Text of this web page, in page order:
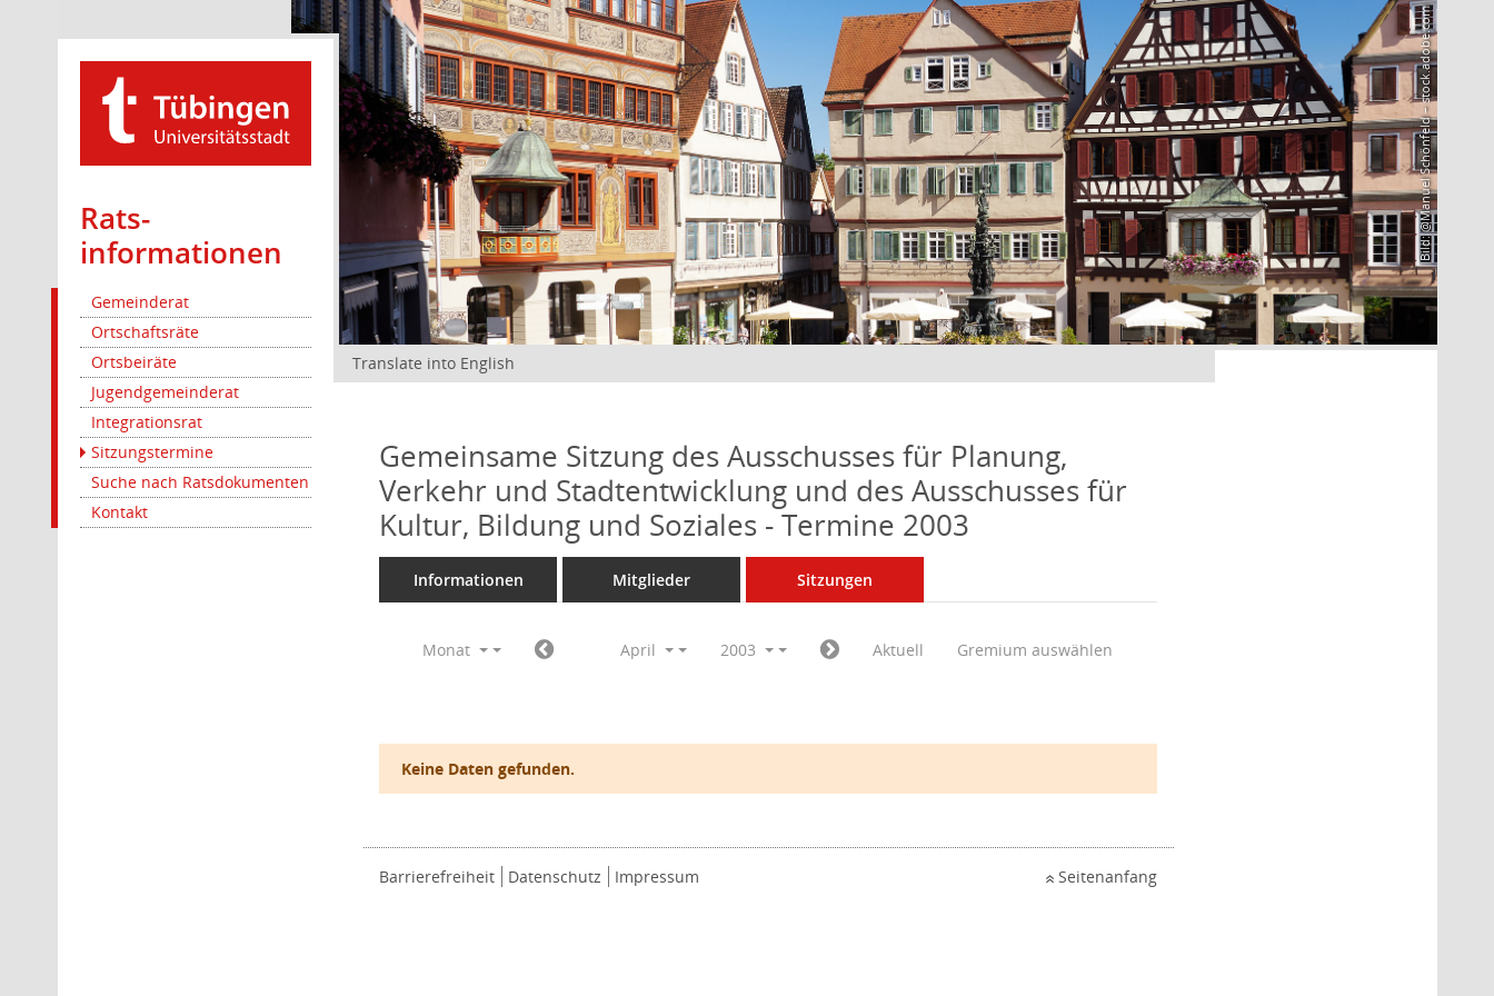
Rats­
informationen
Gemeinderat
Ortschaftsräte
Ortsbeiräte
Jugendgemeinderat
Integrationsrat
Sitzungstermine
Suche nach Ratsdokumenten
Kontakt
Bild: @Manuel Schönfeld – stock.adobe.com
Translate into English
Gemeinsame Sitzung des Ausschusses für Planung,
Verkehr und Stadtentwicklung und des Ausschusses für
Kultur, Bildung und Soziales - Termine 2003
Informationen Mitglieder Sitzungen
Monat April 2003 Aktuell Gremium auswählen
Keine Daten gefunden.
Barrierefreiheit Datenschutz Impressum Seitenanfang